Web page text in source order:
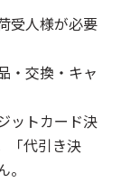
受人様が必要
・交換・キャ
ットカード決
「代引き決